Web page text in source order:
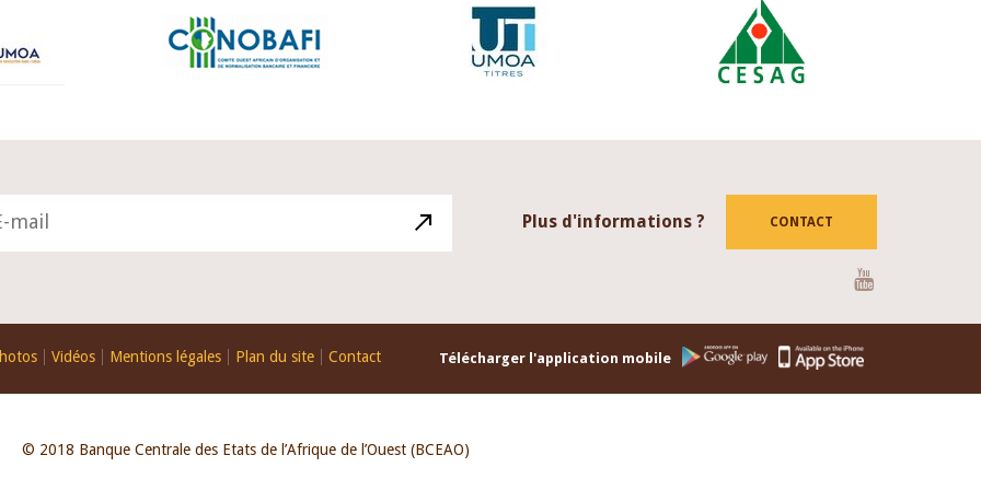
Plus d'informations ? CONTACT
Vidéos Mentions légales Plan du site Contact Télécharger l'application mobile
© 2018 Banque Centrale des Etats de l’Afrique de l’Ouest (BCEAO)